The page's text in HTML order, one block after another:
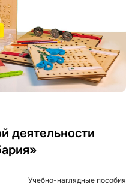
деятельности
Учебно-наглядные пособия